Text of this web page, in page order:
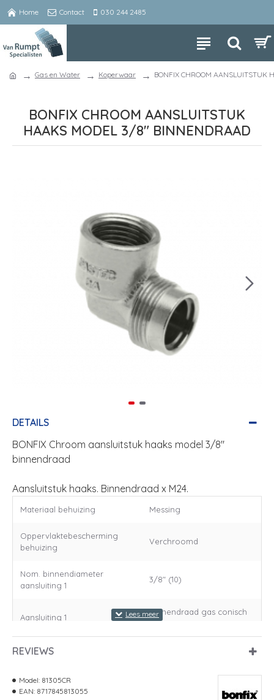
Home Contact 030 244 2485
Gas en Water Koperwaar BONFIX CHROOM AANSLUITSTUK
BONFIX CHROOM AANSLUITSTUK
HAAKS MODEL 3/8" BINNENDRAAD
DETAILS
BONFIX Chroom aansluitstuk haaks model 3/8"
binnendraad
Aansluitstuk haaks. Binnendraad x M24.
Materiaal behuizing Messing
Oppervlaktebescherming
behuizing
Verchroomd
Nom. binnendiameter
aansluiting 1
3/8" (10)
Aansluiting 1
Binnendraad gas conisch
(BSPT)
Nom. binnendiameter
Aansluiting 2
REVIEWS
Model: 81305CR
EAN: 8717845813055